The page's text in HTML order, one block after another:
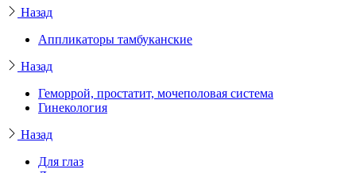
Назад
Аппликаторы тамбуканские
Назад
Геморрой, простатит, мочеполовая система
Гинекология
Назад
Для глаз